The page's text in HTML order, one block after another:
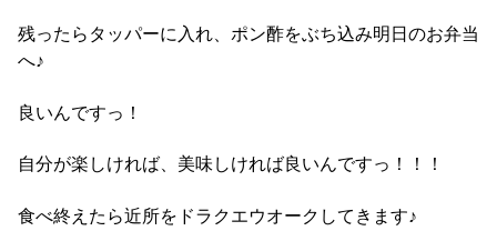
残ったらタッパーに入れ、ポン酢をぶち込み明日のお弁当
へ♪
良いんですっ！
自分が楽しければ、美味しければ良いんですっ！！！
食べ終えたら近所をドラクエウオークしてきます♪